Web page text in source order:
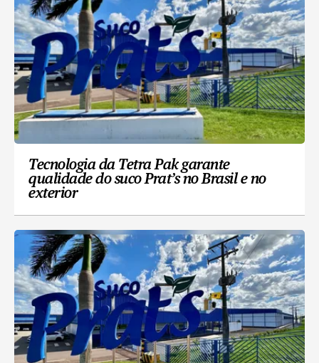
Tecnologia da Tetra Pak garante
qualidade do suco Prat’s no Brasil e no
exterior